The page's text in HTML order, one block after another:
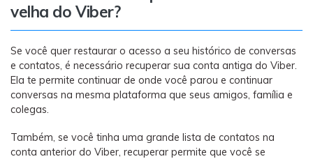
velha do Viber?
Se você quer restaurar o acesso a seu histórico de conversas
e contatos, é necessário recuperar sua conta antiga do Viber.
Ela te permite continuar de onde você parou e continuar
conversas na mesma plataforma que seus amigos, família e
colegas.
Também, se você tinha uma grande lista de contatos na
conta anterior do Viber, recuperar permite que você se